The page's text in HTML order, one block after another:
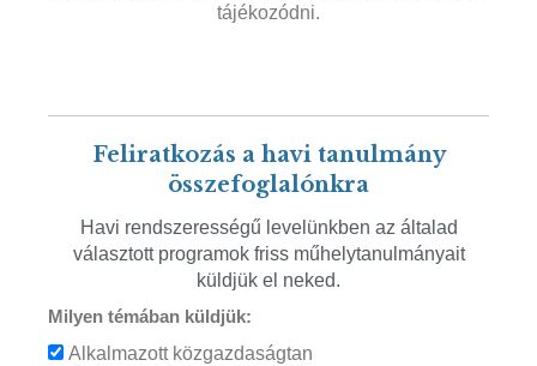
tájékozódni.
Feliratkozás a havi tanulmány
összefoglalónkra
Havi rendszerességű levelünkben az általad
választott programok friss műhelytanulmányait
küldjük el neked.
Milyen témában küldjük:
Alkalmazott közgazdaságtan